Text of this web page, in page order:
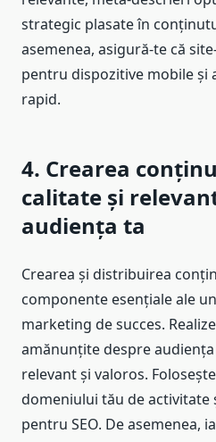
strategic plasate în
asemenea, asigură-te că
pentru dispozitive mobile și
rapid.
4. Crearea
calitate și
audiența ta
Crearea și distribuirea
componente esențiale ale
marketing de succes.
amănunțite despre
relevant și valoros.
domeniului tău de activitate
pentru SEO. De asemenea,